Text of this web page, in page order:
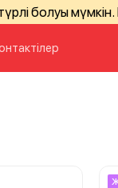
болуы